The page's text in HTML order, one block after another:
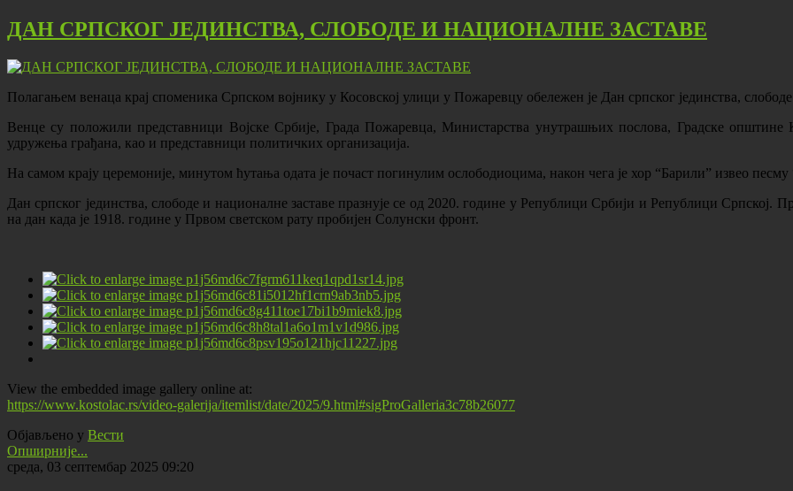
ДАН СРПСКОГ ЈЕДИНСТВА, СЛОБОДЕ И НАЦИОНАЛНЕ ЗАСТАВЕ
Полагањем венаца крај споменика Српском војнику у Косовској улици у Пожаревцу обележен је Дан српског јединства,
Венце су положили представници Војске Србије, Града Пожаревца, Министарства унутрашњих послова, Градске општине
удружења грађана, као и представници политичких организација.
На самом крају церемоније, минутом ћутања одата је почаст погинулим ослободиоцима, након чега је хор “Барили” извео
Дан српског јединства, слободе и националне заставе празнује се од 2020. године у Републици Србији и Републици Српској.
на дан када је 1918. године у Првом светском рату пробијен Солунски фронт.
View the embedded image gallery online at:
https://www.kostolac.rs/video-galerija/itemlist/date/2025/9.html#sigProGalleria3c78b26077
Објављено у Вести
Опширније...
среда, 03 септембар 2025 09:20